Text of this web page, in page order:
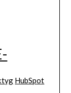
HubSpot